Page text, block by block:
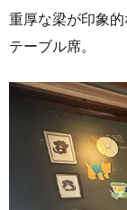
重厚な梁が印象
テーブル席。